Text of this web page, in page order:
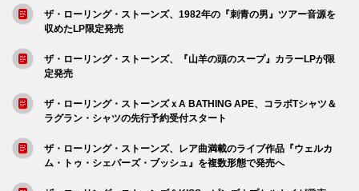
ザ・ローリング・ストーンズ、1982年の『刺青の男』ツアー音源を
収めたLP限定発売
ザ・ローリング・ストーンズ、『山羊の頭のスープ』カラーLPが限
定発売
ザ・ローリング・ストーンズｘA BATHING APE、コラボTシャツ＆
ラグラン・シャツの先行予約受付スタート
ザ・ローリング・ストーンズ、レア曲満載のライブ作品『ウェルカ
ム・トゥ・シェパーズ・ブッシュ』を複数形態で発売へ